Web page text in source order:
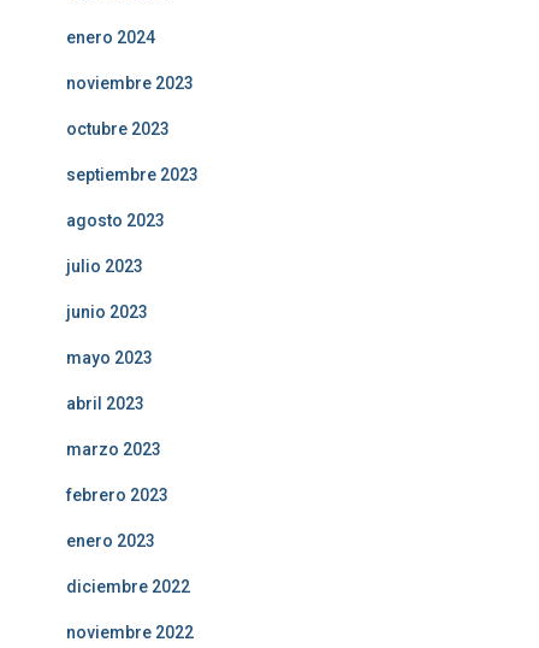
enero 2024
noviembre 2023
octubre 2023
septiembre 2023
agosto 2023
julio 2023
junio 2023
mayo 2023
abril 2023
marzo 2023
febrero 2023
enero 2023
diciembre 2022
noviembre 2022